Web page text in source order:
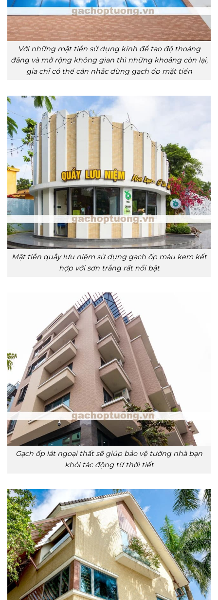
Với những mặt tiền sử dụng kính để tạo độ thoáng
đãng và mở rộng không gian thì những khoảng còn lại,
gia chỉ có thể cân nhắc dùng gạch ốp mặt tiền
Mặt tiền quầy lưu niệm sử dụng gạch ốp màu kem kết
hợp với sơn trắng rất nổi bật
Gạch ốp lát ngoại thất sẽ giúp bảo vệ tường nhà bạn
khỏi tác động từ thời tiết